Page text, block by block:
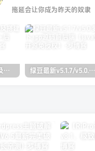
拖延会让你成为昨天的奴隶
2022乐檬TV源码及搭建对接打包教程(前端+后端）（亲测） 绿豆最新v5.1.7/v5.0.萝卜app源码前后端【java全开源免授权】